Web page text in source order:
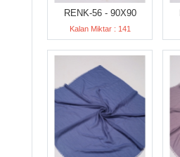
RENK-56 - 90X90
Kalan Miktar : 141